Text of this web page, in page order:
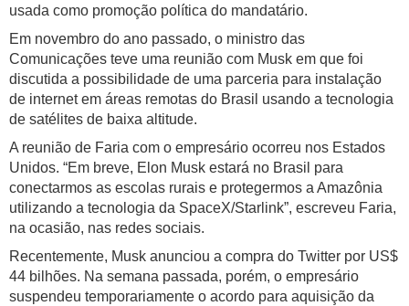
usada como promoção política do mandatário.
Em novembro do ano passado, o ministro das
Comunicações teve uma reunião com Musk em que foi
discutida a possibilidade de uma parceria para instalação
de internet em áreas remotas do Brasil usando a tecnologia
de satélites de baixa altitude.
A reunião de Faria com o empresário ocorreu nos Estados
Unidos. “Em breve, Elon Musk estará no Brasil para
conectarmos as escolas rurais e protegermos a Amazônia
utilizando a tecnologia da SpaceX/Starlink”, escreveu Faria,
na ocasião, nas redes sociais.
Recentemente, Musk anunciou a compra do Twitter por US$
44 bilhões. Na semana passada, porém, o empresário
suspendeu temporariamente o acordo para aquisição da